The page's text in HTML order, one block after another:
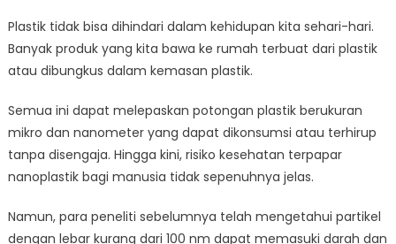
Plastik tidak bisa dihindari dalam kehidupan kita sehari-hari.
Banyak produk yang kita bawa ke rumah terbuat dari plastik
atau dibungkus dalam kemasan plastik.
Semua ini dapat melepaskan potongan plastik berukuran
mikro dan nanometer yang dapat dikonsumsi atau terhirup
tanpa disengaja. Hingga kini, risiko kesehatan terpapar
nanoplastik bagi manusia tidak sepenuhnya jelas.
Namun, para peneliti sebelumnya telah mengetahui partikel
dengan lebar kurang dari 100 nm dapat memasuki darah dan